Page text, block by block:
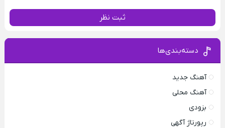
ثبت نظر
دسته‌بندی‌ها
آهنگ جدید
آهنگ محلی
بزودی
رپورتاژ آگهی